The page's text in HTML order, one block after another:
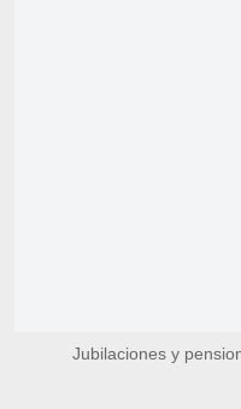
Jubilaciones y